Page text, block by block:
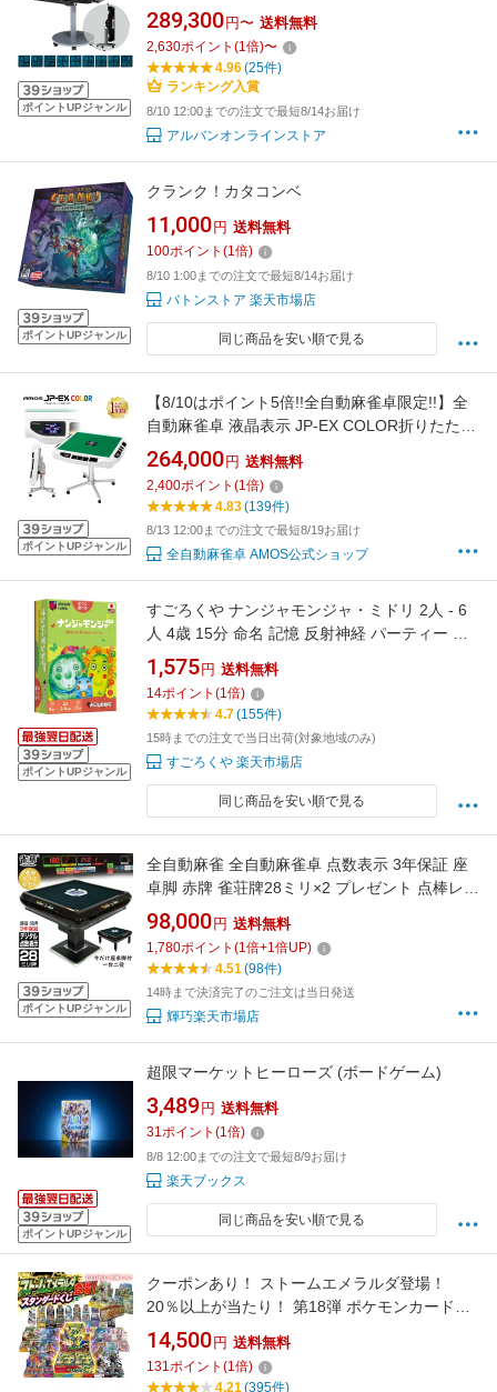
ポイントUPジャンル
卓 28mm 33mm ホワイト ブラック 折りたたみ
テーブル脚 座卓脚
289,300 円〜 送料無料
2,630ポイント (1倍)〜
4.96(25件)
ランキング入賞
8/10 12:00までの注文で最短8/14お届け
アルバンオンラインストア
ポイントUPジャンル
クランク！カタコンベ
11,000 円 送料無料
100ポイント (1倍)
8/10 1:00までの注文で最短8/14お届け
バトンストア 楽天市場店
同じ商品を安い順で見る
ポイントUPジャンル
【8/10はポイント5倍!!全自動麻雀卓限定!!】全
自動麻雀卓 液晶表示 JP-EX COLOR折りたたみ
タイプ
264,000 円 送料無料
2,400ポイント (1倍)
4.83(139件)
8/13 12:00までの注文で最短8/19お届け
全自動麻雀卓 AMOS公式ショップ
ポイントUPジャンル
すごろくや ナンジャモンジャ・ミドリ 2人 - 6
人 4歳 15分 命名 記憶 反射神経 パーティー 子
供向け ボードゲーム
1,575 円 送料無料
14ポイント (1倍)
4.7(155件)
15時までの注文で当日出荷(対象地域のみ)
すごろくや 楽天市場店
同じ商品を安い順で見る
ポイントUPジャンル
全自動麻雀 全自動麻雀卓 点数表示 3年保証 座
卓脚 赤牌 雀荘牌28ミリ×2 プレゼント 点棒レス
麻雀 卓 麻雀卓 全自動 麻雀 セット 全自動麻雀
折りたたみ 自動麻雀卓 自動雀卓 麻雀 テーブル
雀卓 マージャン卓 全自動 マット 麻雀牌 自動麻
雀 全自動雀卓 全自動卓 デジタル
98,000 円 送料無料
1,780ポイント (1倍+1倍UP)
4.51(98件)
14時まで決済完了のご注文は当日発送
輝巧楽天市場店
ポイントUPジャンル
超限マーケットヒーローズ (ボードゲーム)
3,489 円 送料無料
31ポイント (1倍)
8/8 12:00までの注文で最短8/9お届け
楽天ブックス
同じ商品を安い順で見る
クーポンあり！ ストームエメラルダ登場！
20％以上が当たり！ 第18弾 ポケモンカード
BOXくじ 全200口 未開封シュリンク付き BOX
ポケカ ポケモンカードゲーム オリパ 福袋
14,500 円 送料無料
131ポイント (1倍)
4.21(395件)